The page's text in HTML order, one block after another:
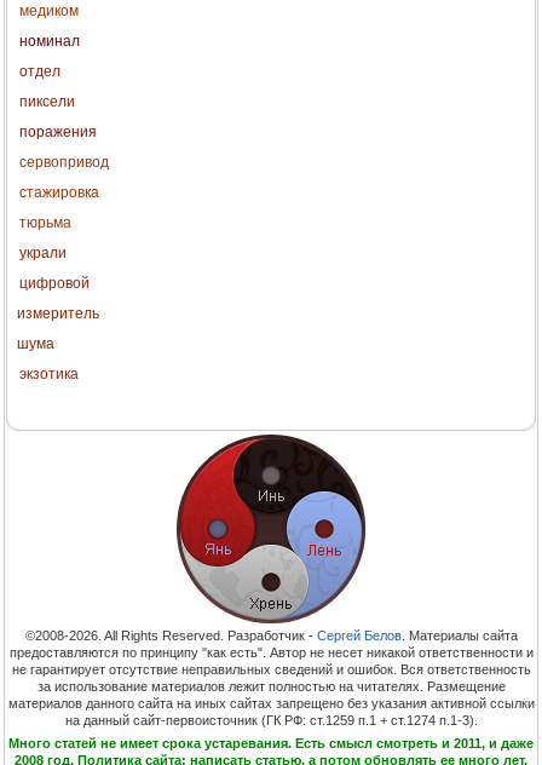
медиком
номинал
отдел
пиксели
поражения
сервопривод
стажировка
тюрьма
украли
цифровой
измеритель
шума
экзотика
©2008-2026. All Rights Reserved. Разработчик - Сергей Белов. Материалы сайта
предоставляются по принципу "как есть". Автор не несет никакой ответственности и
не гарантирует отсутствие неправильных сведений и ошибок. Вся ответственность
за использование материалов лежит полностью на читателях. Размещение
материалов данного сайта на иных сайтах запрещено без указания активной ссылки
на данный сайт-первоисточник (ГК РФ: ст.1259 п.1 + ст.1274 п.1-3).
Много статей не имеет срока устаревания. Есть смысл смотреть и 2011, и даже
2008 год. Политика сайта: написать статью, а потом обновлять ее много лет.